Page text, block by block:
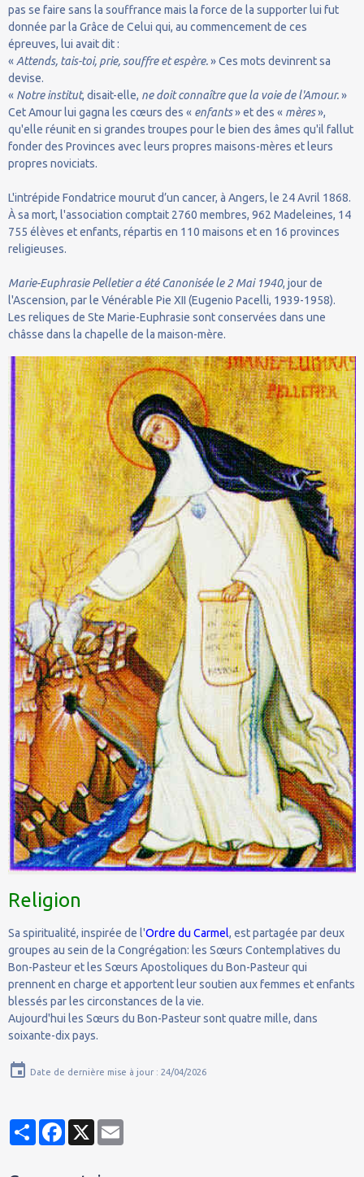
pas se faire sans la souffrance mais la force de la supporter lui fut
donnée par la Grâce de Celui qui, au commencement de ces
épreuves, lui avait dit :
« Attends, tais-toi, prie, souffre et espère.» Ces mots devinrent sa
devise.
« Notre institut, disait-elle, ne doit connaître que la voie de l'Amour.»
Cet Amour lui gagna les cœurs des « enfants» et des « mères»,
qu'elle réunit en si grandes troupes pour le bien des âmes qu'il fallut
fonder des Provinces avec leurs propres maisons-mères et leurs
propres noviciats.
L'intrépide Fondatrice mourut d’un cancer, à Angers, le 24 Avril 1868.
À sa mort, l'association comptait 2760 membres, 962 Madeleines, 14
755 élèves et enfants, répartis en 110 maisons et en 16 provinces
religieuses.
Marie-Euphrasie Pelletier a été Canonisée le 2 Mai 1940, jour de
l'Ascension, par le Vénérable Pie XII (Eugenio Pacelli, 1939-1958).
Les reliques de Ste Marie-Euphrasie sont conservées dans une
châsse dans la chapelle de la maison-mère.
Religion
Sa spiritualité, inspirée de l'Ordre du Carmel, est partagée par deux
groupes au sein de la Congrégation: les Sœurs Contemplatives du
Bon-Pasteur et les Sœurs Apostoliques du Bon-Pasteur qui
prennent en charge et apportent leur soutien aux femmes et enfants
blessés par les circonstances de la vie.
Aujourd'hui les Sœurs du Bon-Pasteur sont quatre mille, dans
soixante-dix pays.
Date de dernière mise à jour : 24/04/2026
PartagerFacebook
X